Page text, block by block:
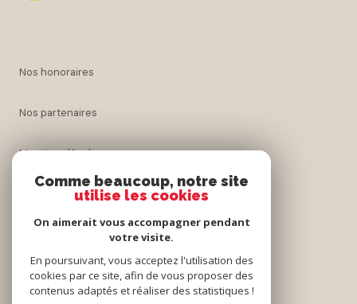
nos honoraires
nos partenaires
mentions légales
cookies
Comme beaucoup, notre site
utilise les cookies
On aimerait vous accompagner pendant
votre visite.
En poursuivant, vous acceptez l'utilisation des
cookies par ce site, afin de vous proposer des
contenus adaptés et réaliser des statistiques !